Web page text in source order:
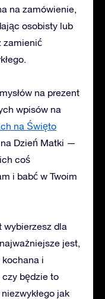
na zamówienie,
osobisty lub
zamienić
na prezent
wpisów na
na Święto
Dzień Matki —
coś
i babć w Twoim
wybierzesz dla
jest,
kochana i
będzie to
jak